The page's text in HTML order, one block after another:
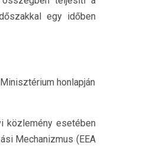
egy időben
honlapján
közlemény esetében
Mechanizmus (EEA